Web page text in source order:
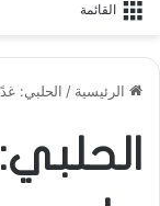
القائمة
الرئيسية / الحلبي: